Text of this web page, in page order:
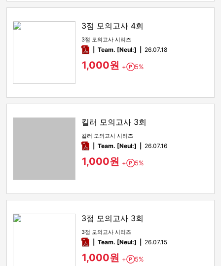
3점 모의고사 4회
3점 모의고사 시리즈
pdfTeam. [Neul:] 26.07.18
1,000원 + Point
5%
킬러 모의고사 3회
킬러 모의고사 시리즈
pdfTeam. [Neul:] 26.07.16
1,000원 + Point
5%
3점 모의고사 3회
3점 모의고사 시리즈
pdfTeam. [Neul:] 26.07.15
1,000원 + Point
5%